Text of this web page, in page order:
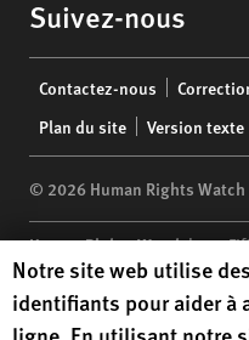
Suivez-nous
menu
Contactez-nous
Plan du site
Version texte
© 2026 Human Rights Watch
Human Rights Watch| 350
10118-3299USA |t
Human Rights Watchis a
Human Rights Watch
Notre site web utilise
identifiants pour aider à